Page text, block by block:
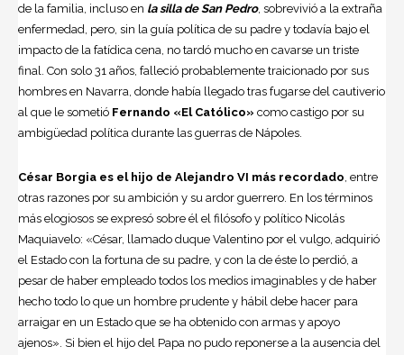
de la familia, incluso en la silla de San Pedro, sobrevivió a la extraña
enfermedad, pero, sin la guía política de su padre y todavía bajo el
impacto de la fatídica cena, no tardó mucho en cavarse un triste
final. Con solo 31 años, falleció probablemente traicionado por sus
hombres en Navarra, donde había llegado tras fugarse del cautiverio
al que le sometió Fernando «El Católico» como castigo por su
ambigüedad política durante las guerras de Nápoles.
César Borgia es el hijo de Alejandro VI más recordado , entre
otras razones por su ambición y su ardor guerrero. En los términos
más elogiosos se expresó sobre él el filósofo y político Nicolás
Maquiavelo: «César, llamado duque Valentino por el vulgo, adquirió
el Estado con la fortuna de su padre, y con la de éste lo perdió, a
pesar de haber empleado todos los medios imaginables y de haber
hecho todo lo que un hombre prudente y hábil debe hacer para
arraigar en un Estado que se ha obtenido con armas y apoyo
ajenos». Si bien el hijo del Papa no pudo reponerse a la ausencia del